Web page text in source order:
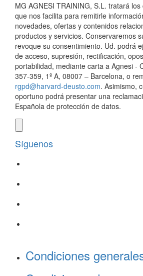
MG AGNESI TRAINING, S.L. tratará
que nos facilita para remitirle
novedades, ofertas y contenidos
productos y servicios. Conservaremos
revoque su consentimiento. Ud. podrá
de acceso, supresión, rectificación,
portabilidad, mediante carta a Agnesi -
357-359, 1º A, 08007 – Barcelona, o
rgpd@harvard-deusto.com. Asimismo,
oportuno podrá presentar una
Española de protección de datos.
Síguenos
Condiciones